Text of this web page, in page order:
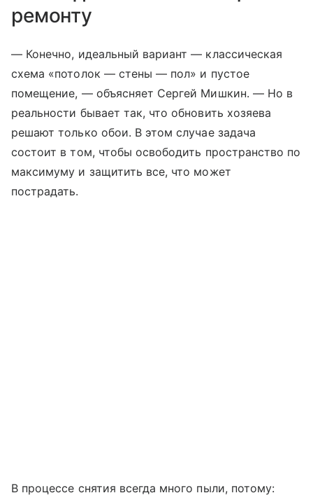
ремонту
— Конечно, идеальный вариант — классическая
схема «потолок — стены — пол» и пустое
помещение, — объясняет Сергей Мишкин. — Но в
реальности бывает так, что обновить хозяева
решают только обои. В этом случае задача
состоит в том, чтобы освободить пространство по
максимуму и защитить все, что может
пострадать.
В процессе снятия всегда много пыли, потому: